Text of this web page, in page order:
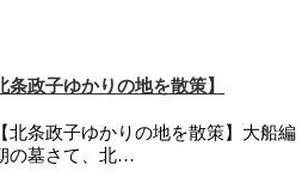
政子ゆかりの地を散策】
条政子ゆかりの地を散策】大船編
の墓さて、北…